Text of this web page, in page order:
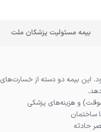
بیمه مسئولیت پزشکان ملت
بیمه دو دسته از خسارت‌های
و هزینه‌های پزشکی
ساختمان
حادثه